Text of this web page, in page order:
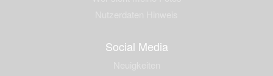
Social Media